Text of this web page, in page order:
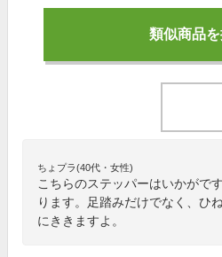
類似商品
ちょプラ(40代・女性)
こちらのステッパーはいかがで
ります。足踏みだけでなく、ひ
にききますよ。